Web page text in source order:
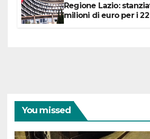
Regione Lazio:
milioni di euro per i
You missed